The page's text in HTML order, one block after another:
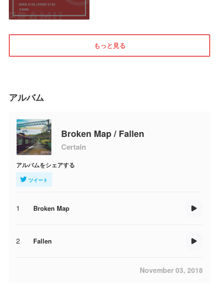
もっと見る
アルバム
Broken Map / Fallen
Certain
アルバムをシェアする
ツイート
1 Broken Map
2 Fallen
November 03, 2018